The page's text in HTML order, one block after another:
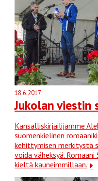
18.6.2017
Jukolan viestin
Kansalliskirjailijamme
suomenkielinen
kehittymisen merkitystä
voida väheksyä.
kieltä kauneimmillaan.